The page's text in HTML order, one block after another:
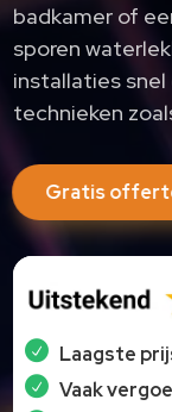
badkamer of
sporen
installaties snel
technieken
Gratis
Laagste
Vaak